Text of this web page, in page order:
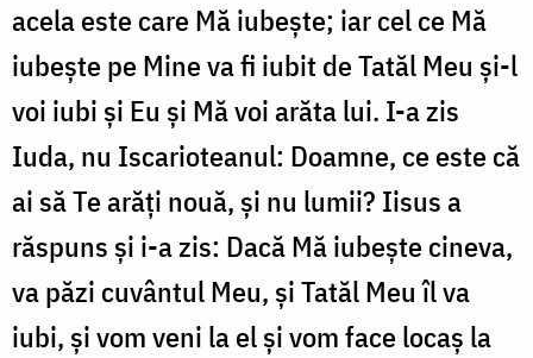
acela este care Mă iubeşte; iar cel ce Mă
iubeşte pe Mine va fi iubit de Tatăl Meu şi-l
voi iubi şi Eu şi Mă voi arăta lui. I-a zis
Iuda, nu Iscarioteanul: Doamne, ce este că
ai să Te arăţi nouă, şi nu lumii? Iisus a
răspuns şi i-a zis: Dacă Mă iubeşte cineva,
va păzi cuvântul Meu, şi Tatăl Meu îl va
iubi, şi vom veni la el şi vom face locaş la